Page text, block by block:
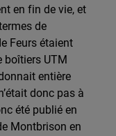
en fin de vie, et
de
Feurs étaient
boîtiers UTM
entière
donc pas à
été publié en
Montbrison en